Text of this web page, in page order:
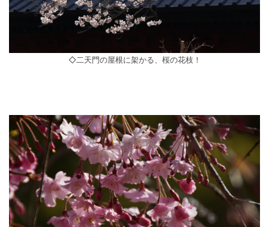
◇二天門の屋根に架かる、桜の花枝！